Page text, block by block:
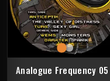
Analogue Frequency 05